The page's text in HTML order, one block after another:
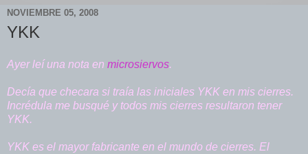
NOVIEMBRE 05, 2008
YKK
Ayer leí una nota en microsiervos.
Decía que checara si traía las iniciales YKK en mis cierres.
Incrédula me busqué y todos mis cierres resultaron tener
YKK.
YKK es el mayor fabricante en el mundo de cierres. El